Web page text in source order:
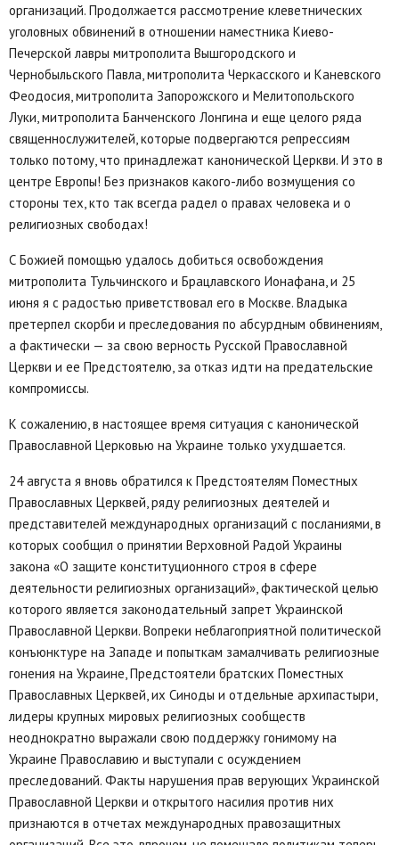
организаций. Продолжается рассмотрение клеветнических
уголовных обвинений в отношении наместника Киево-
Печерской лавры митрополита Вышгородского и
Чернобыльского Павла, митрополита Черкасского и Каневского
Феодосия, митрополита Запорожского и Мелитопольского
Луки, митрополита Банченского Лонгина и еще целого ряда
священнослужителей, которые подвергаются репрессиям
только потому, что принадлежат канонической Церкви. И это в
центре Европы! Без признаков какого-либо возмущения со
стороны тех, кто так всегда радел о правах человека и о
религиозных свободах!
С Божией помощью удалось добиться освобождения
митрополита Тульчинского и Брацлавского Ионафана, и 25
июня я с радостью приветствовал его в Москве. Владыка
претерпел скорби и преследования по абсурдным обвинениям,
а фактически — за свою верность Русской Православной
Церкви и ее Предстоятелю, за отказ идти на предательские
компромиссы.
К сожалению, в настоящее время ситуация с канонической
Православной Церковью на Украине только ухудшается.
24 августа я вновь обратился к Предстоятелям Поместных
Православных Церквей, ряду религиозных деятелей и
представителей международных организаций с посланиями, в
которых сообщил о принятии Верховной Радой Украины
закона «О защите конституционного строя в сфере
деятельности религиозных организаций», фактической целью
которого является законодательный запрет Украинской
Православной Церкви. Вопреки неблагоприятной политической
конъюнктуре на Западе и попыткам замалчивать религиозные
гонения на Украине, Предстоятели братских Поместных
Православных Церквей, их Синоды и отдельные архипастыри,
лидеры крупных мировых религиозных сообществ
неоднократно выражали свою поддержку гонимому на
Украине Православию и выступали с осуждением
преследований. Факты нарушения прав верующих Украинской
Православной Церкви и открытого насилия против них
признаются в отчетах международных правозащитных